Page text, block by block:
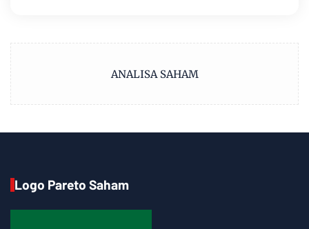
ANALISA SAHAM
Logo Pareto Saham